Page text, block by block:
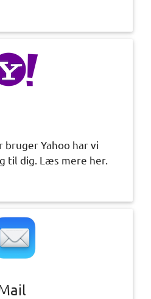
bruger Yahoo har vi
til dig. Læs mere her.